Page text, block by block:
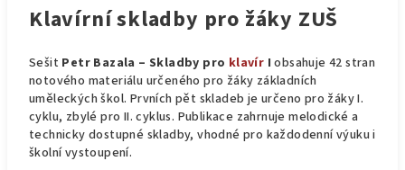
Klavírní skladby pro žáky ZUŠ
Sešit Petr Bazala – Skladby pro klavír I obsahuje 42 stran
notového materiálu určeného pro žáky základních
uměleckých škol. Prvních pět skladeb je určeno pro žáky I.
cyklu, zbylé pro II. cyklus. Publikace zahrnuje melodické a
technicky dostupné skladby, vhodné pro každodenní výuku i
školní vystoupení.